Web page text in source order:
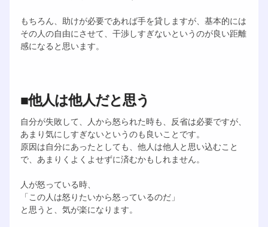
もちろん、助けが必要であれば手を貸しますが、基本的には
その人の自由にさせて、干渉しすぎないというのが良い距離
感になると思います。
■他人は他人だと思う
自分が失敗して、人から怒られた時も、反省は必要ですが、
あまり気にしすぎないというのも良いことです。
原因は自分にあったとしても、他人は他人と思い込むこと
で、あまりくよくよせずに済むかもしれません。
人が怒っている時、
「この人は怒りたいから怒っているのだ」
と思うと、気が楽になります。